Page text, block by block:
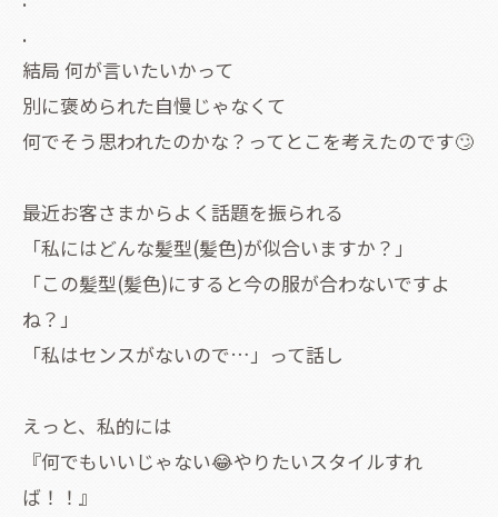
.
結局 何が言いたいかって
別に褒められた自慢じゃなくて
何でそう思われたのかな？ってとこを考えたのです🙄
最近お客さまからよく話題を振られる
「私にはどんな髪型(髪色)が似合いますか？」
「この髪型(髪色)にすると今の服が合わないですよ
ね？」
「私はセンスがないので…」って話し
えっと、私的には
『何でもいいじゃない😂やりたいスタイルすれ
ば！！』